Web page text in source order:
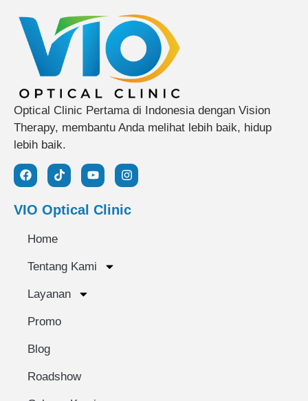
Optical Clinic Pertama di Indonesia dengan Vision
Therapy, membantu Anda melihat lebih baik, hidup
lebih baik.
VIO Optical Clinic
Home
Tentang Kami
Layanan
Promo
Blog
Roadshow